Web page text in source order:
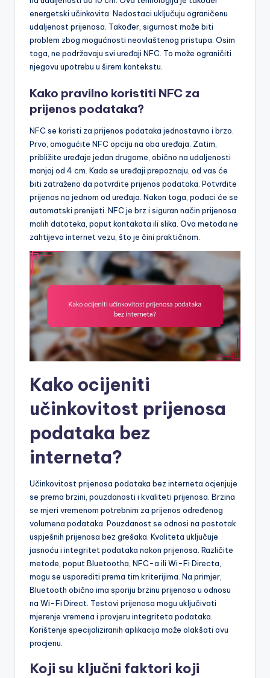
energetski učinkovita. Nedostaci uključuju ograničenu
udaljenost prijenosa. Također, sigurnost može biti
problem zbog mogućnosti neovlaštenog pristupa. Osim
toga, ne podržavaju svi uređaji NFC. To može ograničiti
njegovu upotrebu u širem kontekstu.
Kako pravilno koristiti NFC za
prijenos podataka?
NFC se koristi za prijenos podataka jednostavno i brzo.
Prvo, omogućite NFC opciju na oba uređaja. Zatim,
približite uređaje jedan drugome, obično na udaljenosti
manjoj od 4 cm. Kada se uređaji prepoznaju, od vas će
biti zatraženo da potvrdite prijenos podataka. Potvrdite
prijenos na jednom od uređaja. Nakon toga, podaci će se
automatski prenijeti. NFC je brz i siguran način prijenosa
malih datoteka, poput kontakata ili slika. Ova metoda ne
zahtijeva internet vezu, što je čini praktičnom.
Kako ocijeniti
učinkovitost prijenosa
podataka bez
interneta?
Učinkovitost prijenosa podataka bez interneta ocjenjuje
se prema brzini, pouzdanosti i kvaliteti prijenosa. Brzina
se mjeri vremenom potrebnim za prijenos određenog
volumena podataka. Pouzdanost se odnosi na postotak
uspješnih prijenosa bez grešaka. Kvaliteta uključuje
jasnoću i integritet podataka nakon prijenosa. Različite
metode, poput Bluetootha, NFC-a ili Wi-Fi Directa,
mogu se usporediti prema tim kriterijima. Na primjer,
Bluetooth obično ima sporiju brzinu prijenosa u odnosu
na Wi-Fi Direct. Testovi prijenosa mogu uključivati
mjerenje vremena i provjeru integriteta podataka.
Korištenje specijaliziranih aplikacija može olakšati ovu
procjenu.
Koji su ključni faktori koji